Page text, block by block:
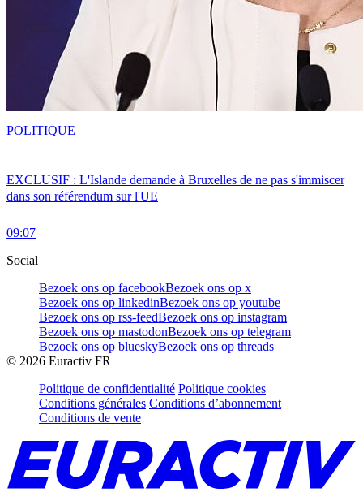
EXCLUSIF : L'Islande demande à Bruxelles de ne pas s'immiscer
dans son référendum sur l'UE
09:07
POLITIQUE
Social
Bezoek ons op facebookBezoek ons op x
Bezoek ons op linkedinBezoek ons op youtube
Bezoek ons op rss-feedBezoek ons op instagram
Bezoek ons op mastodonBezoek ons op telegram
Bezoek ons op blueskyBezoek ons op threads
© 2026 Euractiv FR
Politique de confidentialité Politique cookies
Conditions générales Conditions d’abonnement
Conditions de vente